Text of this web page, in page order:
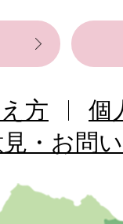
方
個
見・お問